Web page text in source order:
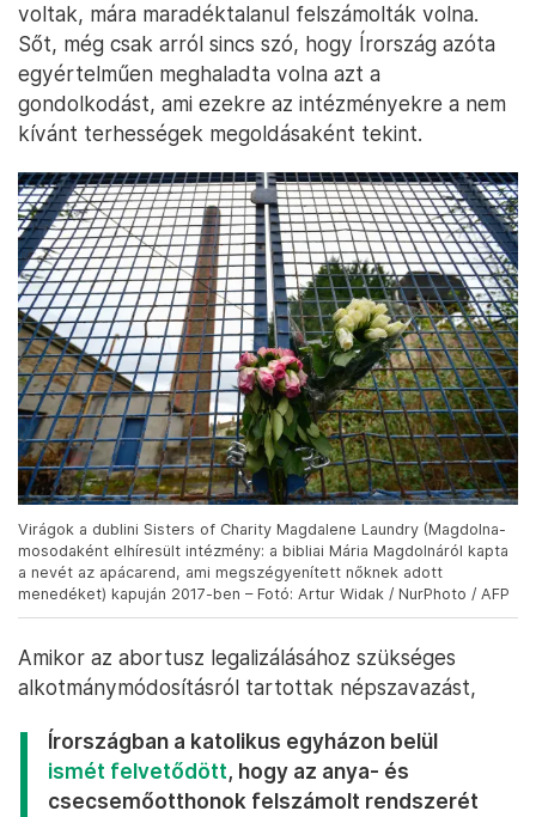
ez is fontos szerepet játszott abban, hogy az anya-
és csecsemőotthonok problematikusságát vizsgálja,
majd elismerje Írország és az egyház is
Vannak, akik visszaállítanák a régi
rendszert
Bár több mint 20 éve bezárták az utolsó anya- és
csecsemőotthonokat is, korántsem igaz, hogy a
társadalmi problémákat, amelyeknek ezek a tünetei
voltak, mára maradéktalanul felszámolták volna.
Sőt, még csak arról sincs szó, hogy Írország azóta
egyértelműen meghaladta volna azt a
gondolkodást, ami ezekre az intézményekre a nem
kívánt terhességek megoldásaként tekint.